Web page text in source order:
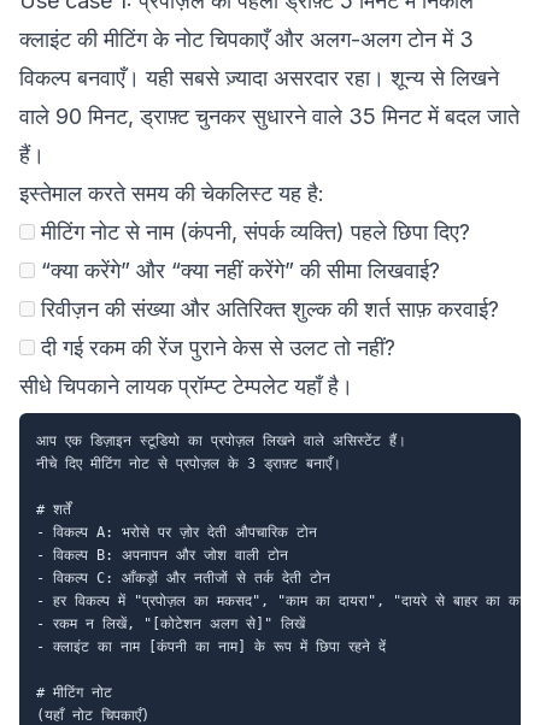
क्लाइंट की मीटिंग के नोट चिपकाएँ और अलग-अलग टोन में 3
विकल्प बनवाएँ। यही सबसे ज़्यादा असरदार रहा। शून्य से लिखने
वाले 90 मिनट, ड्राफ़्ट चुनकर सुधारने वाले 35 मिनट में बदल जाते
हैं।
इस्तेमाल करते समय की चेकलिस्ट यह है:
मीटिंग नोट से नाम (कंपनी, संपर्क व्यक्ति) पहले छिपा दिए?
“क्या करेंगे” और “क्या नहीं करेंगे” की सीमा लिखवाई?
रिवीज़न की संख्या और अतिरिक्त शुल्क की शर्त साफ़ करवाई?
दी गई रकम की रेंज पुराने केस से उलट तो नहीं?
सीधे चिपकाने लायक प्रॉम्प्ट टेम्पलेट यहाँ है।
आप एक डिज़ाइन स्टूडियो का प्रपोज़ल लिखने वाले असिस्टेंट हैं।
नीचे दिए मीटिंग नोट से प्रपोज़ल के 3 ड्राफ़्ट बनाएँ।
# शर्तें
- विकल्प A: भरोसे पर ज़ोर देती औपचारिक टोन
- विकल्प B: अपनापन और जोश वाली टोन
- विकल्प C: आँकड़ों और नतीजों से तर्क देती टोन
- हर विकल्प में "प्रपोज़ल का मकसद", "काम का दायरा", "दायरे से बाहर का
- रकम न लिखें, "[कोटेशन अलग से]" लिखें
- क्लाइंट का नाम [कंपनी का नाम] के रूप में छिपा रहने दें
# मीटिंग नोट